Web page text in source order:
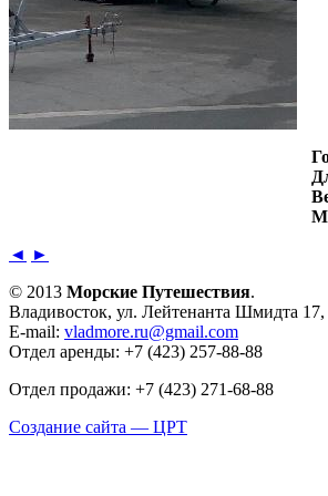
◄ ►
© 2013 Морские Путешествия.
Владивосток, ул. Лейтенанта Шмидта
E-mail: vladmore.ru@gmail.com
Отдел аренды: +7 (423) 257-88-88
Отдел продажи: +7 (423) 271-68-88
Создание сайта — ЦРТ